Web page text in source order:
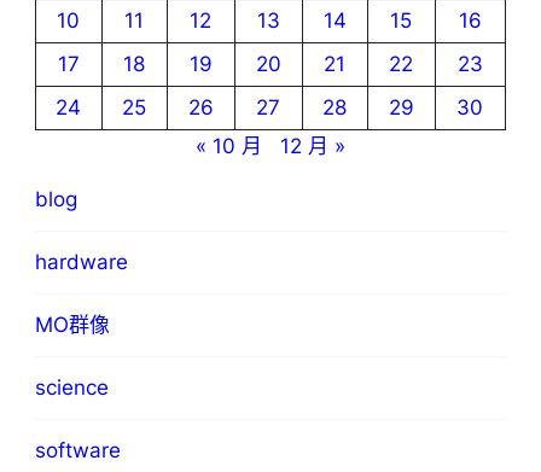
10
11 12 13 14 15
16
17
18 19 20 21 22
23
24
25 26 27 28 29
30
« 10 月
12 月 »
blog
hardware
MO群像
science
software